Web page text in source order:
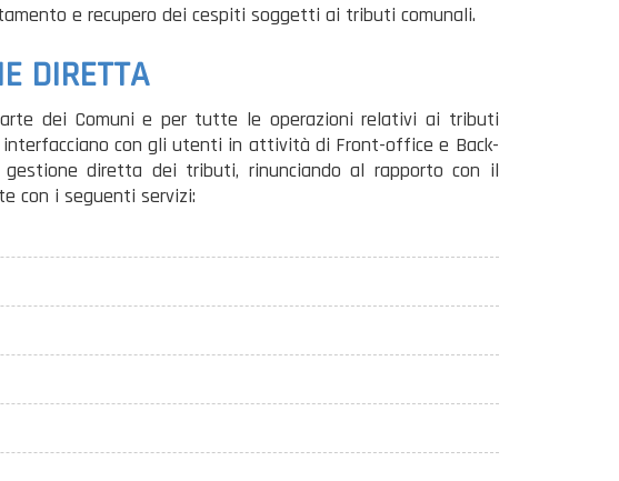
e recupero dei cespiti soggetti ai tributi comunali.
DIRETTA
dei Comuni e per tutte le operazioni relativi ai tributi
con gli utenti in attività di Front-office e Back-
diretta dei tributi, rinunciando al rapporto con il
con i seguenti servizi: